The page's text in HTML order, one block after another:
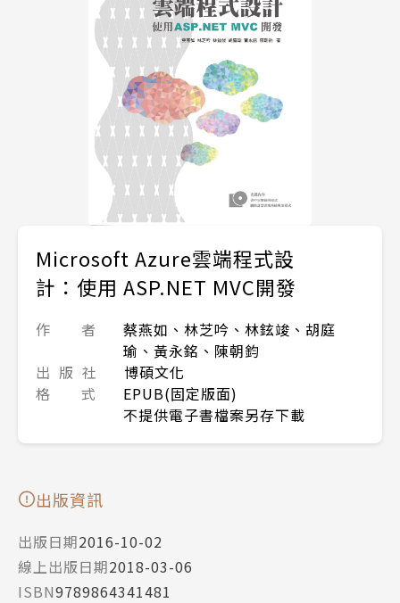
Microsoft Azure雲端程式設
計：使用 ASP.NET MVC開發
作 者
蔡燕如、林芝吟、林鉉竣、胡庭
瑜、黃永銘、陳朝鈞
出 版 社
博碩文化
格 式
EPUB(固定版面)
不提供電子書檔案另存下載
出版資訊
出版日期2016-10-02
線上出版日期2018-03-06
ISBN9789864341481